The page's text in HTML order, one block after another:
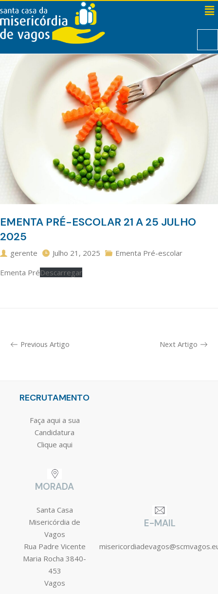
EMENTA PRÉ-ESCOLAR 21 A 25 JULHO
2025
gerente Julho 21, 2025
Ementa Pré-escolar
Ementa PréDescarregar
Previous Artigo Next Artigo
RECRUTAMENTO
Faça aqui a sua
Candidatura
Clique aqui
MORADA
Santa Casa
Misericórdia de
Vagos
Rua Padre Vicente
Maria Rocha 3840-
453
Vagos
E-MAIL